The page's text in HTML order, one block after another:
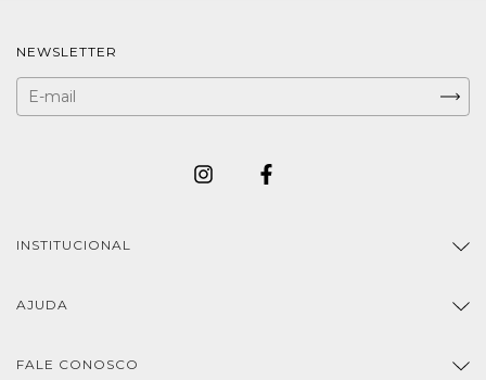
NEWSLETTER
INSTITUCIONAL
AJUDA
FALE CONOSCO